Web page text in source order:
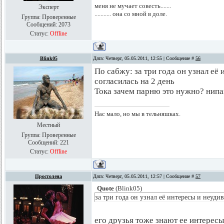
Эксперт
Группа: Проверенные
Сообщений: 2073
Статус: Offline
меня не мучает совесть.......
........... она со мной в доле.
Blink05 Дата: Четверг, 05.05.2011, 12:55 | Сообщение # 56
Местный
Группа: Проверенные
Сообщений: 221
Статус: Offline
По сабжу: за три года он узнал её
согласилась на 2 день
Тока зачем парню это нужно?
Нас мало, но мы в тельняшках.
Простолена Дата: Четверг, 05.05.2011, 12:57 | Сообщение # 57
Quote (Blink05)
за три года он узнал её интересы и
его друзья тоже знают ее